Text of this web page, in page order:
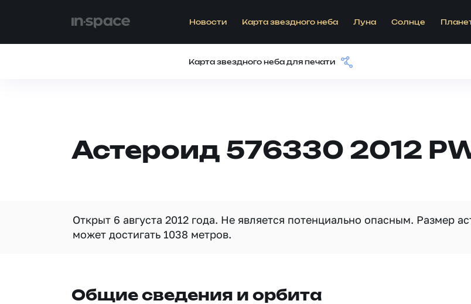
Новости Карта звездного неба Луна Солнце
Карта звездного неба для печати
Астероид 576330 2012
Открыт 6 августа 2012 года. Не является потенциально опасным. Размер
может достигать 1038 метров.
Общие сведения и орбита